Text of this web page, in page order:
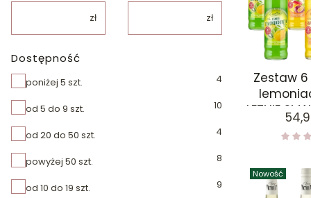
zł
zł
Dostępność
Dostępność
poniżej 5 szt. 4
od 5 do 9 szt. 10
od 20 do 50 szt. 4
powyżej 50 szt. 8
od 10 do 19 szt. 9
Zestaw
LETNIE
Nowość